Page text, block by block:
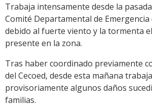
Trabaja intensamente desde la
Comité Departamental de
debido al fuerte viento y la tormenta
presente en la zona.
Tras haber coordinado previamente
del Cecoed, desde esta mañana
provisoriamente algunos daños
familias.